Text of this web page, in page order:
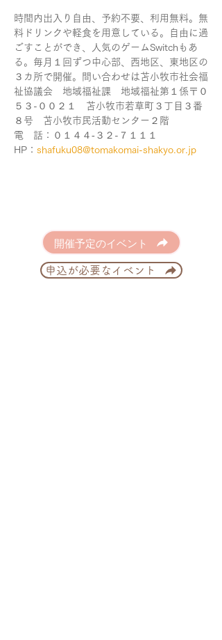
時間内出入り自由、予約不要、利用無料。無
料ドリンクや軽食を用意している。自由に過
ごすことができ、人気のゲームSwitchもあ
る。毎月１回ずつ中心部、西地区、東地区の
３カ所で開催。問い合わせは苫小牧市社会福
祉協議会　地域福祉課　地域福祉第１係〒０
５３-００２１　苫小牧市若草町３丁目３番
８号　苫小牧市民活動センター２階
電　話：０１４４‐３２-７１１１
HP： shafuku08@tomakomai-shakyo.or.jp
開催予定のイベント
申込が必要なイベント